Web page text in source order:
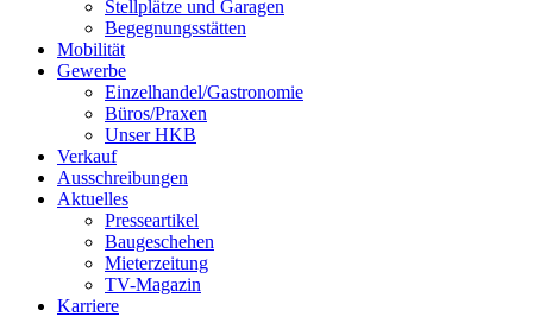
Stellplätze und Garagen
Begegnungsstätten
Mobilität
Gewerbe
Einzelhandel/Gastronomie
Büros/Praxen
Unser HKB
Verkauf
Ausschreibungen
Aktuelles
Presseartikel
Baugeschehen
Mieterzeitung
TV-Magazin
Karriere